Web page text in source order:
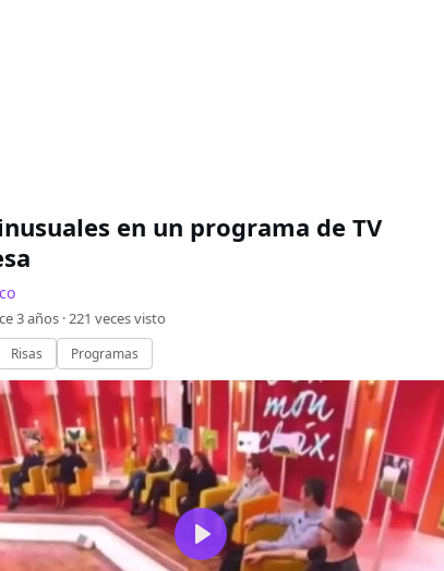
en un programa de TV
3 años ·221 veces visto
Risas Programas
Play